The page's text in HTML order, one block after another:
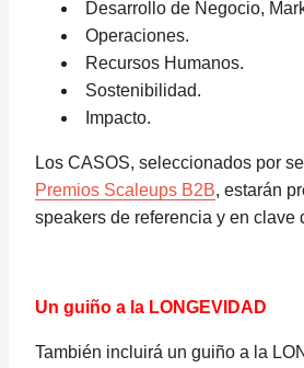
Desarrollo de Negocio,
Operaciones.
Recursos Humanos.
Sostenibilidad.
Impacto.
Los CASOS, seleccionados por
Premios Scaleups B2B, estarán
speakers de referencia y en clave
Un guiño a la LONGEVIDAD
También incluirá un guiño a la